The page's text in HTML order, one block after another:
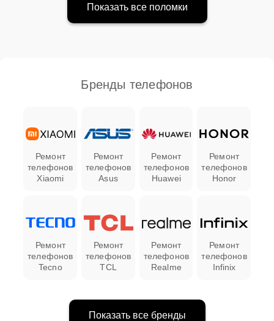
Показать все поломки
Бренды телефонов
Ремонт
телефонов
Xiaomi
Ремонт
телефонов
Asus
Ремонт
телефонов
Huawei
Ремонт
телефонов
Honor
Ремонт
телефонов
Tecno
Ремонт
телефонов
TCL
Ремонт
телефонов
Realme
Ремонт
телефонов
Infinix
Показать все бренды